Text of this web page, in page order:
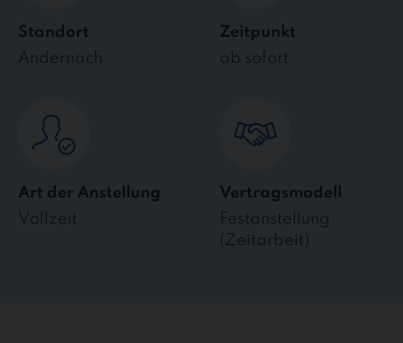
Standort
Andernach
Zeitpunkt
ab sofort
Art der Anstellung
Vollzeit
Vertragsmodell
Festanstellung
(Zeitarbeit)